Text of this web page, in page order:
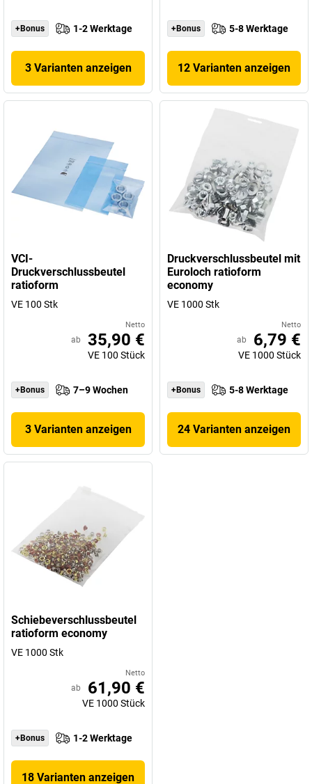
+Bonus 1-2 Werktage
3 Varianten anzeigen
+Bonus 5-8 Werktage
12 Varianten anzeigen
VCI-
Druckverschlussbeutel
ratioform
VE 100 Stk
Netto
ab 35,90 €
VE 100 Stück
+Bonus 7–9 Wochen
3 Varianten anzeigen
Druckverschlussbeutel mit
Euroloch ratioform
economy
VE 1000 Stk
Netto
ab 6,79 €
VE 1000 Stück
+Bonus 5-8 Werktage
24 Varianten anzeigen
Schiebeverschlussbeutel
ratioform economy
VE 1000 Stk
Netto
ab 61,90 €
VE 1000 Stück
+Bonus 1-2 Werktage
18 Varianten anzeigen